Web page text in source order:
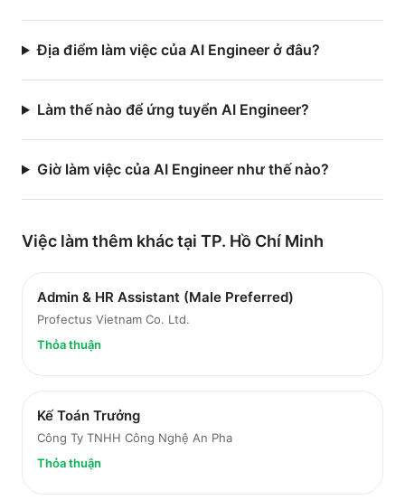
Địa điểm làm việc của AI Engineer ở đâu?
Làm thế nào để ứng tuyển AI Engineer?
Giờ làm việc của AI Engineer như thế nào?
Việc làm thêm khác tại TP. Hồ Chí Minh
Admin & HR Assistant (Male Preferred)
Profectus Vietnam Co. Ltd.
Thỏa thuận
Kế Toán Trưởng
Công Ty TNHH Công Nghệ An Pha
Thỏa thuận